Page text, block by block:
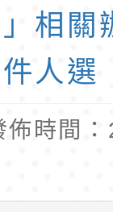
甄選
甄選
)
相關
人選
佈時間